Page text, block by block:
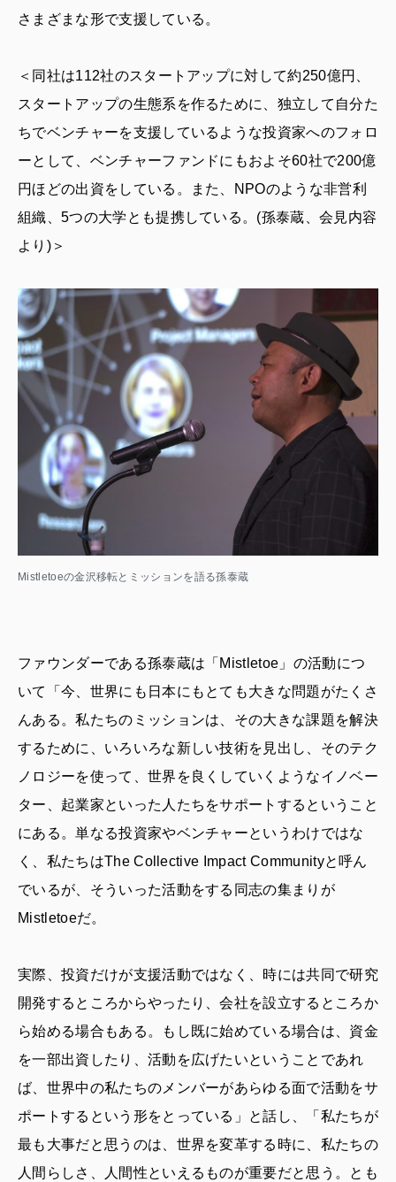
さまざまな形で支援している。
＜同社は112社のスタートアップに対して約250億円、
スタートアップの生態系を作るために、独立して自分た
ちでベンチャーを支援しているような投資家へのフォロ
ーとして、ベンチャーファンドにもおよそ60社で200億
円ほどの出資をしている。また、NPOのような非営利
組織、5つの大学とも提携している。(孫泰蔵、会見内容
より)＞
Mistletoeの金沢移転とミッションを語る孫泰蔵
ファウンダーである孫泰蔵は「Mistletoe」の活動につ
いて「今、世界にも日本にもとても大きな問題がたくさ
んある。私たちのミッションは、その大きな課題を解決
するために、いろいろな新しい技術を見出し、そのテク
ノロジーを使って、世界を良くしていくようなイノベー
ター、起業家といった人たちをサポートするということ
にある。単なる投資家やベンチャーというわけではな
く、私たちはThe Collective Impact Communityと呼ん
でいるが、そういった活動をする同志の集まりが
Mistletoeだ。
実際、投資だけが支援活動ではなく、時には共同で研究
開発するところからやったり、会社を設立するところか
ら始める場合もある。もし既に始めている場合は、資金
を一部出資したり、活動を広げたいということであれ
ば、世界中の私たちのメンバーがあらゆる面で活動をサ
ポートするという形をとっている」と話し、「私たちが
最も大事だと思うのは、世界を変革する時に、私たちの
人間らしさ、人間性といえるものが重要だと思う。とも